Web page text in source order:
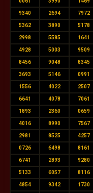
9340 2694 7972
5362 3890 5178
2998 5585 1641
4928 5003 9509
8456 9048 8345
3693 5146 0991
1556 4022 2507
6641 4078 7061
1893 2360 0659
4016 8990 7567
2981 8525 4257
0726 6498 8161
6741 2893 9280
5133 6057 8116
4854 9342 1730